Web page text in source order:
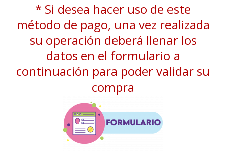
* Si desea hacer uso de este
método de pago, una vez realizada
su operación deberá llenar los
datos en el formulario a
continuación para poder validar su
compra